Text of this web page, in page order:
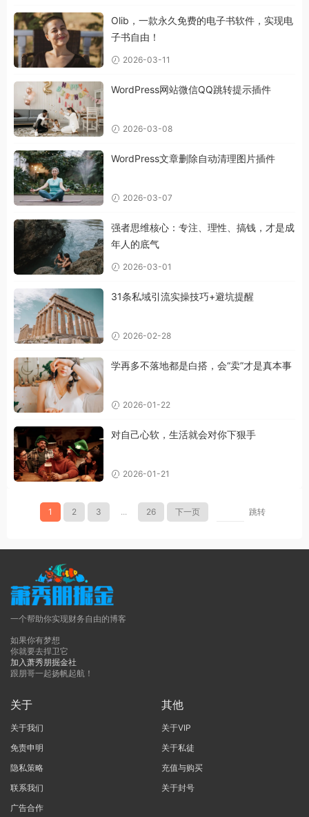
Olib，一款永久免费的电子书软件，实现电
子书自由！
2026-03-11
WordPress网站微信QQ跳转提示插件
2026-03-08
WordPress文章删除自动清理图片插件
2026-03-07
强者思维核心：专注、理性、搞钱，才是成
年人的底气
2026-03-01
31条私域引流实操技巧+避坑提醒
2026-02-28
学再多不落地都是白搭，会“卖”才是真本事
2026-01-22
对自己心软，生活就会对你下狠手
2026-01-21
1 2 3 ... 26 下一页 跳转
一个帮助你实现财务自由的博客
如果你有梦想
你就要去捍卫它
加入萧秀朋掘金社
跟朋哥一起扬帆起航！
关于
关于我们
免责申明
隐私策略
联系我们
广告合作
其他
关于VIP
关于私徒
充值与购买
关于封号